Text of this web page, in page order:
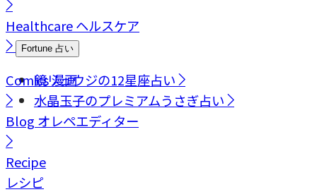
Healthcareヘルスケア
Fortune 占い
鏡リュウジの12星座占い
水晶玉子のプレミアムうさぎ占い
Comics漫画
Blog オレペエディター
Recipe
レシピ